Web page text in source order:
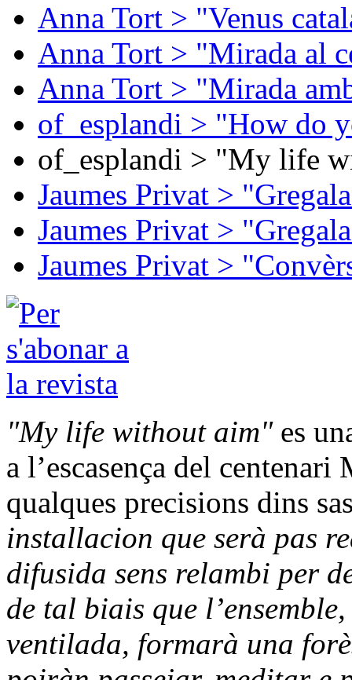
Anna Tort > "Venus
Anna Tort > "Mirada al
Anna Tort > "Mirada
of_esplandi > "How do
of_esplandi > "My life
Jaumes Privat >
Jaumes Privat >
Jaumes Privat >
"My life without aim"es
a l’escasença del
qualques precisions dins
installacion que serà pas
difusida sens relambi per
de tal biais que
ventilada, formarà una